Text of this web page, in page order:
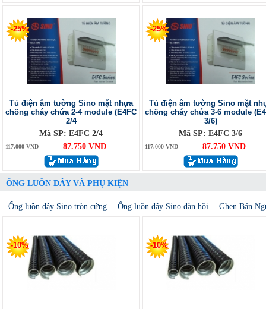
-25%
Tủ điện âm tường Sino mặt nhựa
chống cháy chứa 2-4 module (E4FC
2/4
Mã SP: E4FC 2/4
117.000 VND 87.750 VND
-25%
Tủ điện âm tường Sino mặt
chống cháy chứa 3-6 module
3/6)
Mã SP: E4FC 3/6
117.000 VND 87.750 VND
ỐNG LUỒN DÂY VÀ PHỤ KIỆN
Ống luồn dây Sino tròn cứng Ống luồn dây Sino đàn hồi Ghen Bán
-10% -10%